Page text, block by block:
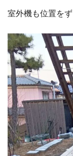
室外機も位置を